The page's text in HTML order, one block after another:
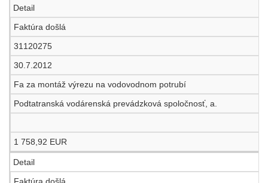
Detail
Faktúra došlá
31120275
30.7.2012
Fa za montáž výrezu na vodovodnom potrubí
Podtatranská vodárenská prevádzková spoločnosť, a.
1 758,92 EUR
Detail